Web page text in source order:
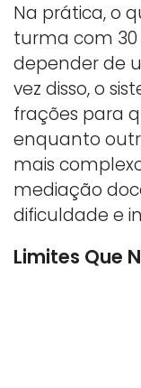
Na prática, o
turma com
depender de
vez disso, o
frações para
enquanto
mais
mediação
dificuldade e
Limites Que